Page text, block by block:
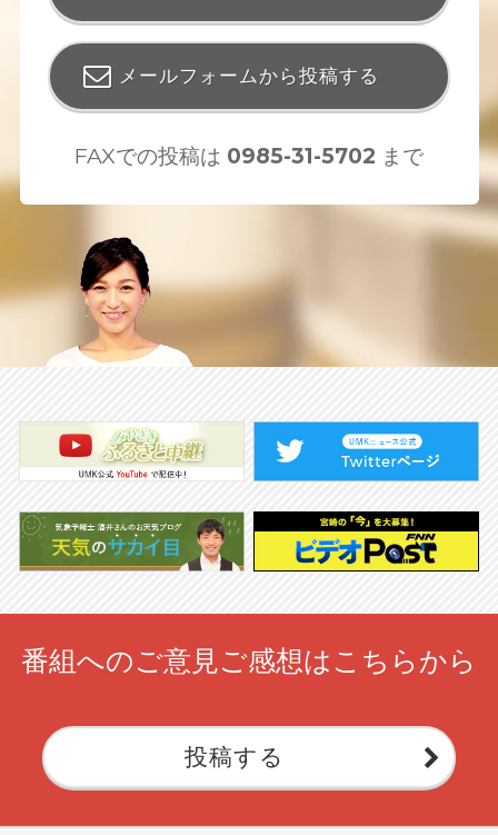
メールフォームから投稿する
FAXでの投稿は 0985-31-5702 まで
番組へのご意見ご感想はこちらから
投稿する